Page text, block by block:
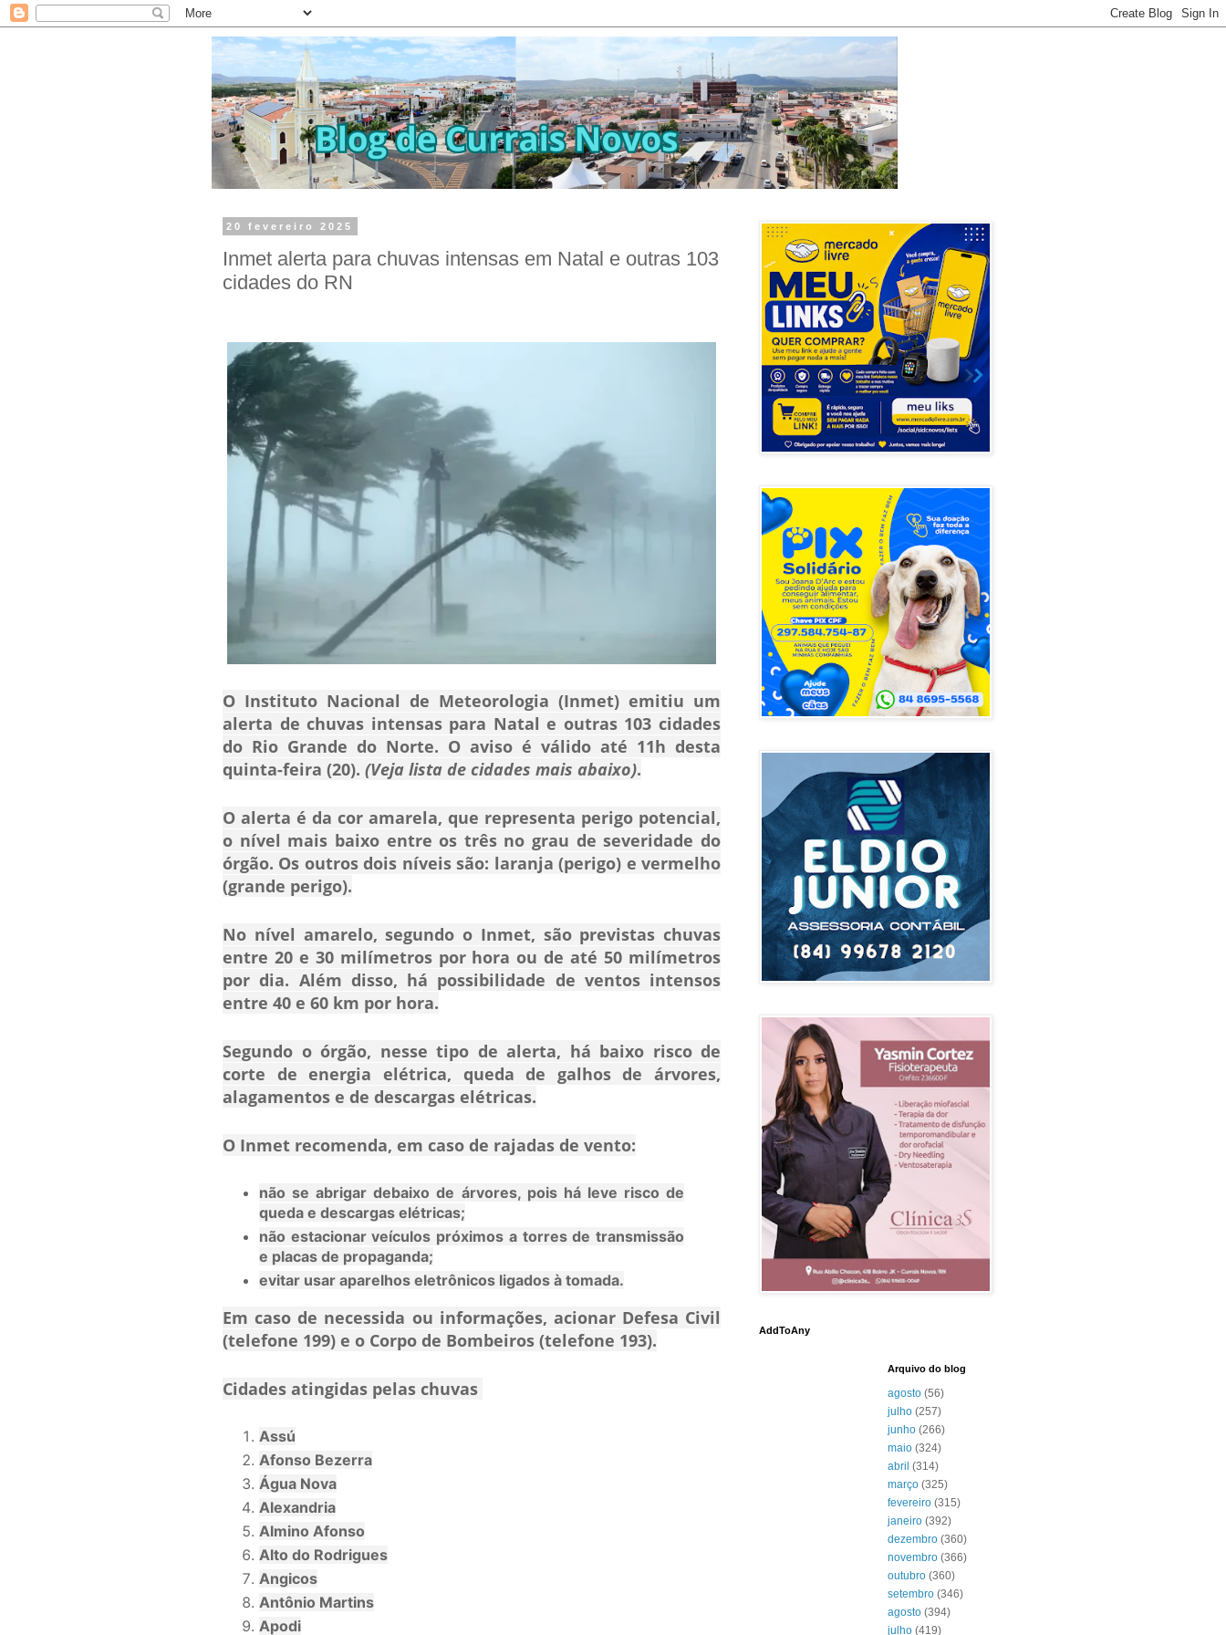
20 fevereiro 2025
Inmet alerta para chuvas intensas em Natal e outras 103
cidades do RN
O Instituto Nacional de Meteorologia (Inmet) emitiu um
alerta de chuvas intensas para Natal e outras 103 cidades
do Rio Grande do Norte. O aviso é válido até 11h desta
quinta-feira (20). (Veja lista de cidades mais abaixo).
O alerta é da cor amarela, que representa perigo potencial,
o nível mais baixo entre os três no grau de severidade do
órgão. Os outros dois níveis são: laranja (perigo) e vermelho
(grande perigo).
No nível amarelo, segundo o Inmet, são previstas chuvas
entre 20 e 30 milímetros por hora ou de até 50 milímetros
por dia. Além disso, há possibilidade de ventos intensos
entre 40 e 60 km por hora.
Segundo o órgão, nesse tipo de alerta, há baixo risco de
corte de energia elétrica, queda de galhos de árvores,
alagamentos e de descargas elétricas.
O Inmet recomenda, em caso de rajadas de vento:
não se abrigar debaixo de árvores, pois há leve risco de
queda e descargas elétricas;
não estacionar veículos próximos a torres de transmissão
e placas de propaganda;
evitar usar aparelhos eletrônicos ligados à tomada.
Em caso de necessida ou informações, acionar Defesa Civil
(telefone 199) e o Corpo de Bombeiros (telefone 193).
Cidades atingidas pelas chuvas
Assú
Afonso Bezerra
Água Nova
Alexandria
Almino Afonso
Alto do Rodrigues
Angicos
Antônio Martins
Apodi
AddToAny
Arquivo do blog
agosto (56)
julho (257)
junho (266)
maio (324)
abril (314)
março (325)
fevereiro (315)
janeiro (392)
dezembro (360)
novembro (366)
outubro (360)
setembro (346)
agosto (394)
julho (419)